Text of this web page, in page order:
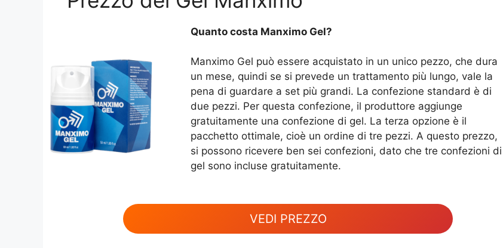
Quanto costa Manximo Gel?
Manximo Gel può essere acquistato in un unico pezzo, che dura
un mese, quindi se si prevede un trattamento più lungo, vale la
pena di guardare a set più grandi. La confezione standard è di
due pezzi. Per questa confezione, il produttore aggiunge
gratuitamente una confezione di gel. La terza opzione è il
pacchetto ottimale, cioè un ordine di tre pezzi. A questo prezzo,
si possono ricevere ben sei confezioni, dato che tre confezioni di
gel sono incluse gratuitamente.
VEDI PREZZO